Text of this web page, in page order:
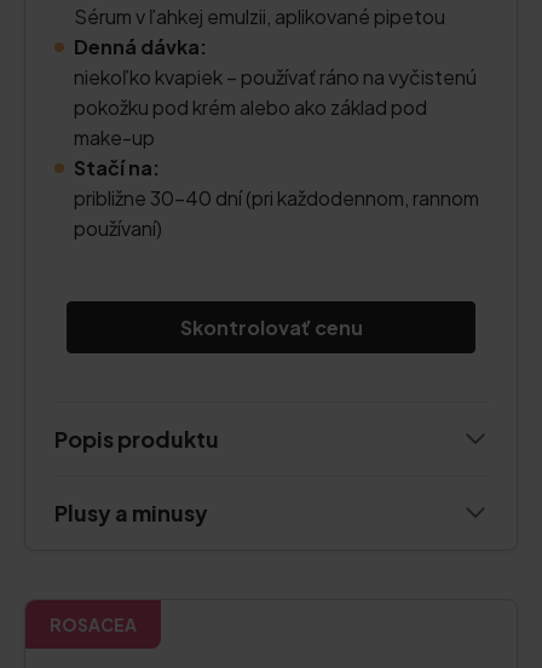
Sérum v ľahkej emulzii, aplikované pipetou
Denná dávka:
niekoľko kvapiek – používať ráno na vyčistenú
pokožku pod krém alebo ako základ pod
make-up
Stačí na:
približne 30–40 dní (pri každodennom, rannom
používaní)
Skontrolovať cenu
Popis produktu
Plusy a minusy
ROSACEA